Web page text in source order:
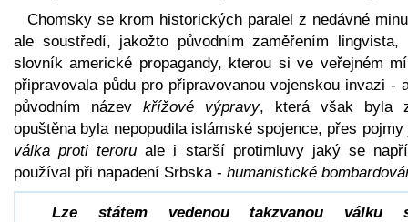
Chomsky se krom historických paralel z nedávné
ale soustředí, jakožto původním zaměřením lingvista,
slovník americké propagandy, kterou si ve veřejném
připravovala půdu pro připravovanou vojenskou invazi -
původním název křížové výpravy, která však byla
opuštěna byla nepopudila islámské spojence, přes pojmy
válka proti teroru ale i starší protimluvy jaký se
používal při napadení Srbska - humanistické
Lze státem vedenou takzvanou válku